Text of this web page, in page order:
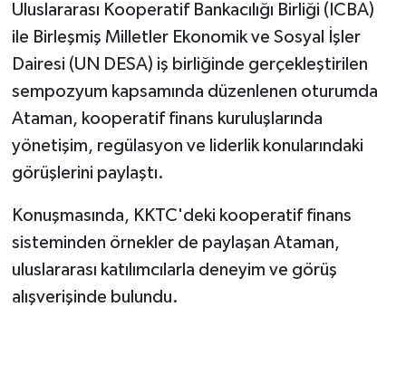
Uluslararası Kooperatif Bankacılığı Birliği (ICBA)
ile Birleşmiş Milletler Ekonomik ve Sosyal İşler
Dairesi (UN DESA) iş birliğinde gerçekleştirilen
sempozyum kapsamında düzenlenen oturumda
Ataman, kooperatif finans kuruluşlarında
yönetişim, regülasyon ve liderlik konularındaki
görüşlerini paylaştı.
Konuşmasında, KKTC'deki kooperatif finans
sisteminden örnekler de paylaşan Ataman,
uluslararası katılımcılarla deneyim ve görüş
alışverişinde bulundu.